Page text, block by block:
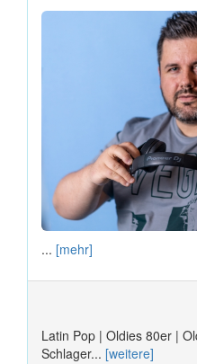
... [mehr]
Latin Pop | Oldies 80er |
Schlager... [weitere]